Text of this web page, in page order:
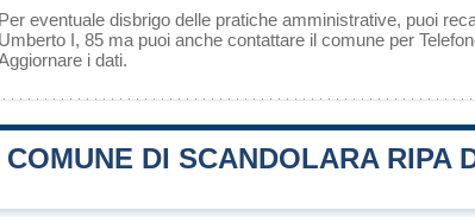
Per eventuale disbrigo delle pratiche amministrative, puoi
Umberto I, 85 ma puoi anche contattare il comune per
i dati.
DI SCANDOLARA RIPA